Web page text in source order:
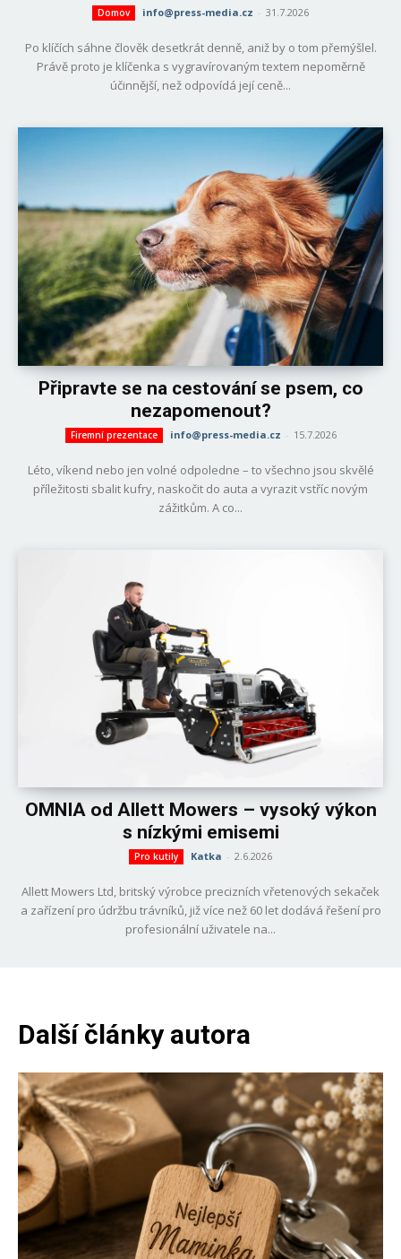
Domov info@press-media.cz - 31.7.2026
Po klíčích sáhne člověk desetkrát denně, aniž by o tom přemýšlel.
Právě proto je klíčenka s vygravírovaným textem nepoměrně
účinnější, než odpovídá její ceně...
Připravte se na cestování se psem, co
nezapomenout?
Firemní prezentace info@press-media.cz - 15.7.2026
Léto, víkend nebo jen volné odpoledne – to všechno jsou skvělé
příležitosti sbalit kufry, naskočit do auta a vyrazit vstříc novým
zážitkům. A co...
OMNIA od Allett Mowers – vysoký výkon
s nízkými emisemi
Pro kutily Katka - 2.6.2026
Allett Mowers Ltd, britský výrobce precizních vřetenových sekaček
a zařízení pro údržbu trávníků, již více než 60 let dodává řešení pro
profesionální uživatele na...
Další články autora